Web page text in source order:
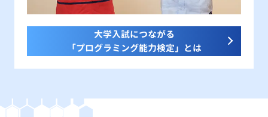
大学入試につながる
「プログラミング能力検定」とは